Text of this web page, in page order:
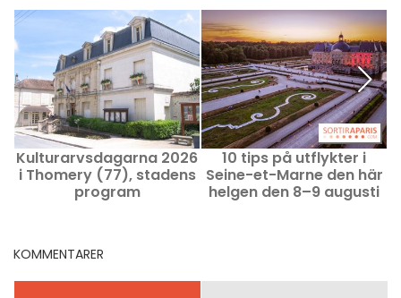
Kulturarvsdagarna 2026
i Thomery (77), stadens
program
10 tips på utflykter i
Seine-et-Marne den här
helgen den 8–9 augusti
KOMMENTARER